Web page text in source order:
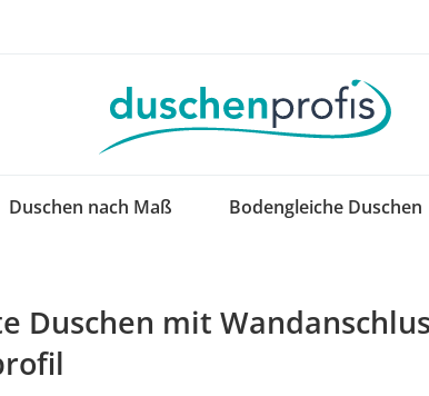
Duschen nach Maß Bodengleiche Duschen
Duschen mit